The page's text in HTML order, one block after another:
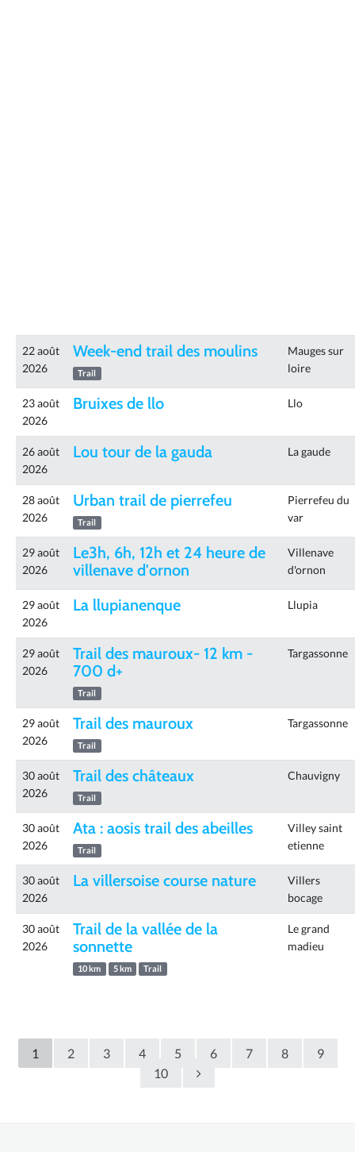
22 août
2026
Week-end trail des moulins
Trail
Mauges sur
loire
23 août
2026
Bruixes de llo Llo
26 août
2026
Lou tour de la gauda La gaude
28 août
2026
Urban trail de pierrefeu
Trail
Pierrefeu du
var
29 août
2026
Le3h, 6h, 12h et 24 heure de
villenave d'ornon
Villenave
d'ornon
29 août
2026
La llupianenque Llupia
29 août
2026
Trail des mauroux- 12 km -
700 d+
Trail
Targassonne
29 août
2026
Trail des mauroux
Trail
Targassonne
30 août
2026
Trail des châteaux
Trail
Chauvigny
30 août
2026
Ata : aosis trail des abeilles
Trail
Villey saint
etienne
30 août
2026
La villersoise course nature
Villers
bocage
30 août
2026
Trail de la vallée de la
sonnette
10 km 5 km Trail
Le grand
madieu
1 2 3 4 5 6 7 8
9
10